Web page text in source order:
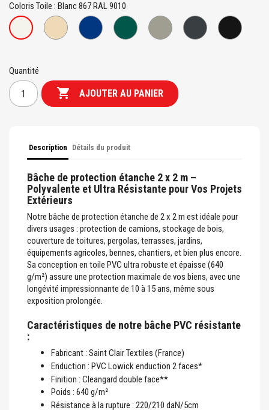
Coloris Toile : Blanc 867 RAL 9010
Blanc
867
Beige
7458
Bleu
941
Vert
995
Gris
939
Gris
7705
Noir
810
Quantité
 AJOUTER AU PANIER
Description Détails du produit
Bâche de protection étanche 2 x 2 m –
Polyvalente et Ultra Résistante pour Vos Projets
Extérieurs
Notre bâche de protection étanche de 2 x 2 m est idéale pour
divers usages : protection de camions, stockage de bois,
couverture de toitures, pergolas, terrasses, jardins,
équipements agricoles, bennes, chantiers, et bien plus encore.
Sa conception en toile PVC ultra robuste et épaisse (640
g/m²) assure une protection maximale de vos biens, avec une
longévité impressionnante de 10 à 15 ans, même sous
exposition prolongée.
Caractéristiques de notre bâche PVC résistante
:
Fabricant : Saint Clair Textiles (France)
Enduction : PVC Lowick enduction 2 faces*
Finition : Cleangard double face**
Poids : 640 g/m²
Résistance à la rupture : 220/210 daN/5cm